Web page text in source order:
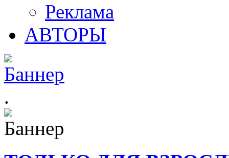
Реклама
АВТОРЫ
.